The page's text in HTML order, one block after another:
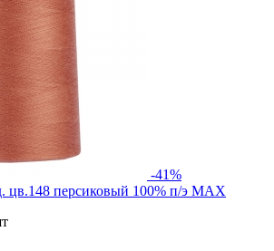
-41%
цв.148 персиковый 100% п/э MAX